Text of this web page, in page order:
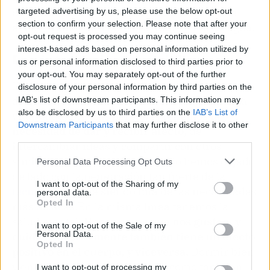
targeted advertising by us, please use the below opt-out
section to confirm your selection. Please note that after your
opt-out request is processed you may continue seeing
interest-based ads based on personal information utilized by
us or personal information disclosed to third parties prior to
your opt-out. You may separately opt-out of the further
disclosure of your personal information by third parties on the
IAB’s list of downstream participants. This information may
also be disclosed by us to third parties on the IAB’s List of
Downstream Participants that may further disclose it to other
Personal Data Processing Opt Outs
I want to opt-out of the Sharing of my
personal data.
Opted In
I want to opt-out of the Sale of my
Personal Data.
Opted In
I want to opt-out of processing my
digestivo para mejorar el inmunológico y de
evitar problemas como la acumulación de agua.
Las interacciones sociales
Hablar con personas, socializar, crear vínculos
afectivos sanos también es parte de tener una
vida saludable.Las personas tenemos la
necesidad de dar y recibir afecto,de
intercambiar ideas y compartir con otros
similares a nosotros. Incluso si lo hemos dejado
tecnología, sigue siendo una de las necesidades
más básicas.
salud mental. Hacer cosas que nos gustan, y
cuidar nuestra mente también tiene un efecto
positivo en el cuerpo, y viceversa.
y en los horarios correctos, así como también